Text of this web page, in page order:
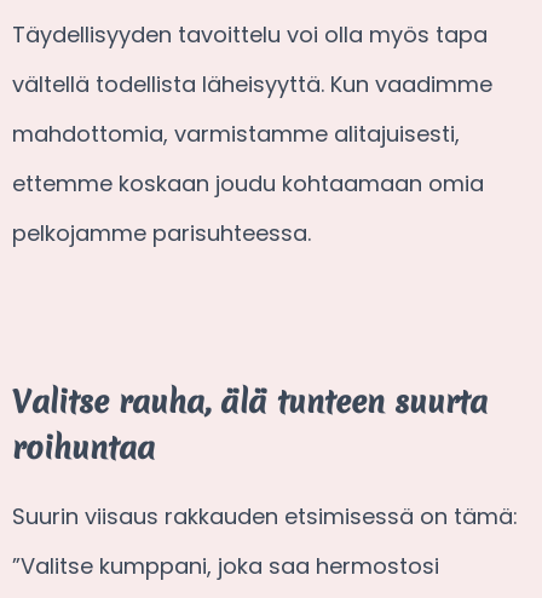
Täydellisyyden tavoittelu voi olla myös tapa
vältellä todellista läheisyyttä. Kun vaadimme
mahdottomia, varmistamme alitajuisesti,
ettemme koskaan joudu kohtaamaan omia
pelkojamme parisuhteessa.
Valitse rauha, älä tunteen suurta
roihuntaa
Suurin viisaus rakkauden etsimisessä on tämä:
”Valitse kumppani, joka saa hermostosi